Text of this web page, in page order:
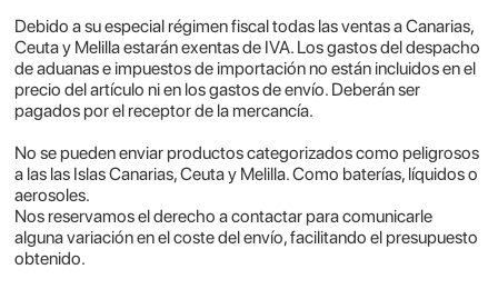
Debido a su especial régimen fiscal todas las ventas a Canarias,
Ceuta y Melilla estarán exentas de IVA. Los gastos del despacho
de aduanas e impuestos de importación no están incluidos en el
precio del artículo ni en los gastos de envío. Deberán ser
pagados por el receptor de la mercancía.
No se pueden enviar productos categorizados como peligrosos
a las las Islas Canarias, Ceuta y Melilla. Como baterías, líquidos o
aerosoles.
Nos reservamos el derecho a contactar para comunicarle
alguna variación en el coste del envío, facilitando el presupuesto
obtenido.